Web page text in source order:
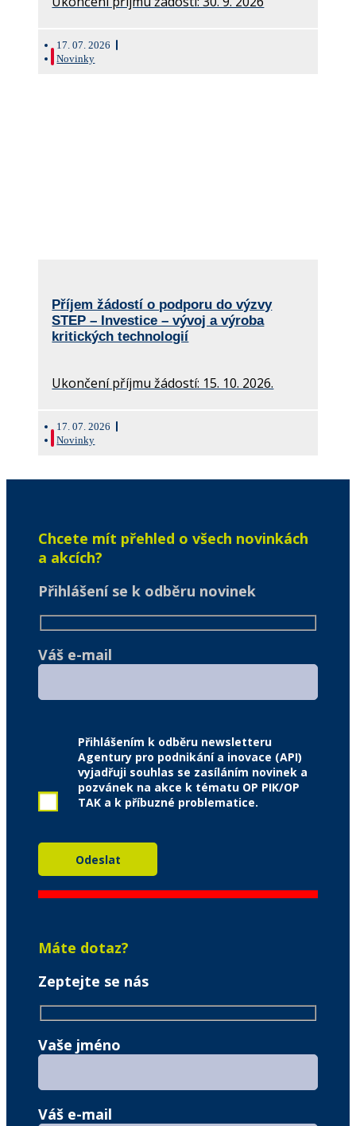
17. 07. 2026
Novinky
Příjem žádostí o podporu do výzvy
STEP – Investice – vývoj a výroba
kritických technologií
Ukončení příjmu žádostí: 15. 10. 2026.
17. 07. 2026
Novinky
Chcete mít přehled o všech novinkách
a akcích?
Přihlášení se k odběru novinek
Váš e-mail
Přihlášením k odběru newsletteru
Agentury pro podnikání a inovace (API)
vyjadřuji souhlas se zasíláním novinek a
pozvánek na akce k tématu OP PIK/OP
TAK a k příbuzné problematice.
Máte dotaz?
Zeptejte se nás
Vaše jméno
Váš e-mail